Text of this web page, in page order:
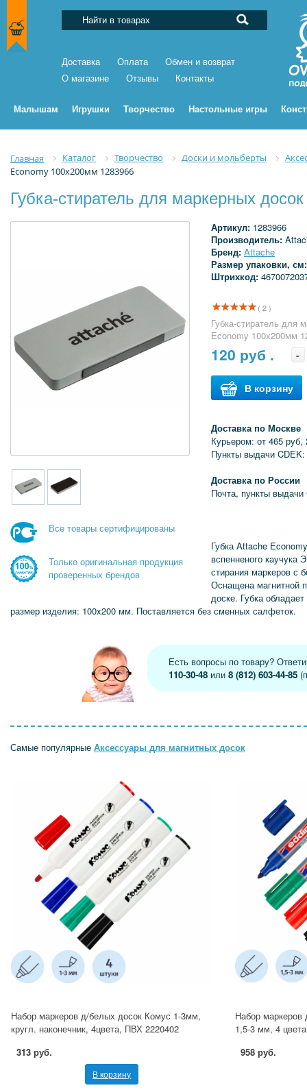
Доставка Оплата
Обмен и возврат
О магазине
Отзывы Контакты
Малышам Игрушки Творчество Настольные игры
Главная Каталог Творчество Доски и мольберты
Economy 100х200мм 1283966
Губка-стиратель для маркерных
Все товары сертифицированы
Только оригинальная продукция
проверенных брендов
Артикул: 1283966
Производитель:
Бренд: Attache
Размер упаковки,
Штрихкод:
( 2 )
Губка-стиратель для
Economy 100х200мм
120 руб . -
В корзину
Доставка по Москве
Курьером: от 465 руб,
Пункты выдачи
Доставка по России
Почта, пункты выдачи
Губка Attache
вспенненого каучука
стирания маркеров с
Оснащена магнитной
доске. Губка
размер изделия: 100x200 мм. Поставляется без сменных салфеток.
Есть вопросы по товару?
110-30-48 или8 (812) 603-44-85
Самые популярные Аксессуары для магнитных досок
Набор маркеров д/белых досок Комус 1-3мм,
кругл. наконечник, 4цвета, ПВХ 2220402
313 руб.
В корзину
Набор маркеров
1,5-3 мм, 4
958 руб.